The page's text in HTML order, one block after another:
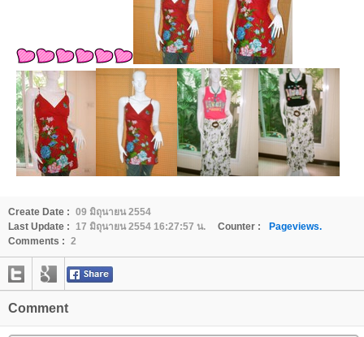
Create Date : 09 มิถุนายน 2554
Last Update : 17 มิถุนายน 2554 16:27:57 น. Counter :
Pageviews.
Comments : 2
Comment